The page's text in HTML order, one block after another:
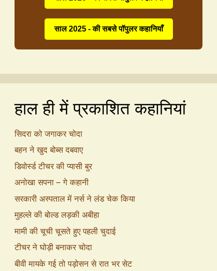
साल 2025 - की सबसे पॉपुलर कहानियाँ
हाल ही में प्रकाशित कहानियां
सिदरा को जगाकर चोदा
बहन ने खुद बोब्स दबवाए
डिवोर्स्ड टीचर की प्यासी बुर
अनोखा सपना – गे कहानी
सरकारी अस्पताल में नर्स ने लंड चेक किया
मुहल्ले की बोल्ड लड़की अबीहा
मामी की चूची चूसते हुए पहली चुदाई
टीचर ने घोड़ी बनाकर चोदा
बीवी मायके गई तो पड़ोसन से रात भर सेट